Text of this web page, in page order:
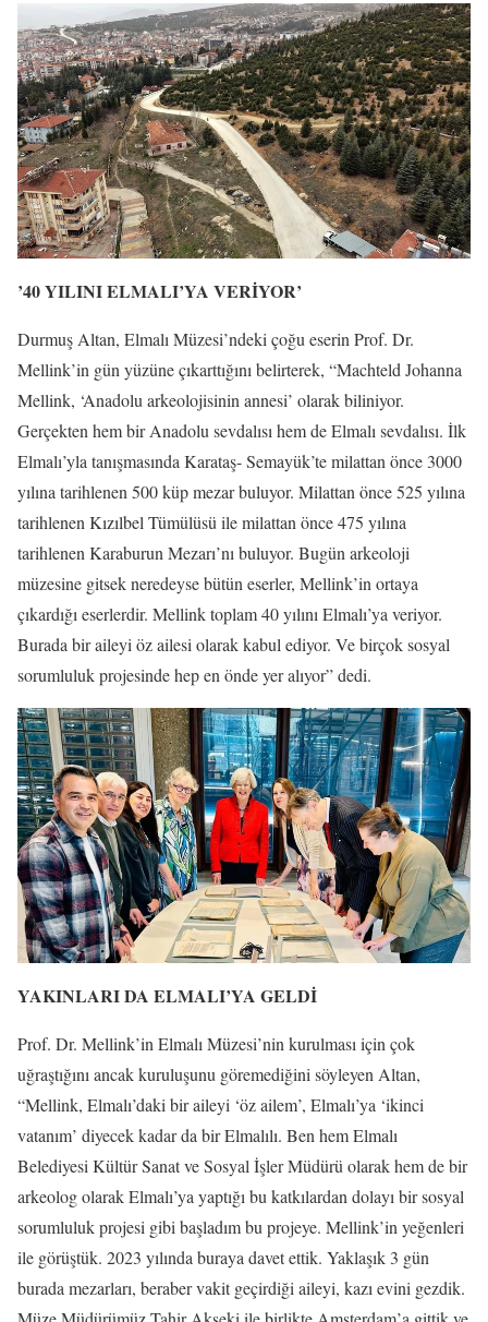
’40 YILINI ELMALI’YA VERİYOR’
Durmuş Altan, Elmalı Müzesi’ndeki çoğu eserin Prof. Dr.
Mellink’in gün yüzüne çıkarttığını belirterek, “Machteld Johanna
Mellink, ‘Anadolu arkeolojisinin annesi’ olarak biliniyor.
Gerçekten hem bir Anadolu sevdalısı hem de Elmalı sevdalısı. İlk
Elmalı’yla tanışmasında Karataş- Semayük’te milattan önce 3000
yılına tarihlenen 500 küp mezar buluyor. Milattan önce 525 yılına
tarihlenen Kızılbel Tümülüsü ile milattan önce 475 yılına
tarihlenen Karaburun Mezarı’nı buluyor. Bugün arkeoloji
müzesine gitsek neredeyse bütün eserler, Mellink’in ortaya
çıkardığı eserlerdir. Mellink toplam 40 yılını Elmalı’ya veriyor.
Burada bir aileyi öz ailesi olarak kabul ediyor. Ve birçok sosyal
sorumluluk projesinde hep en önde yer alıyor” dedi.
YAKINLARI DA ELMALI’YA GELDİ
Prof. Dr. Mellink’in Elmalı Müzesi’nin kurulması için çok
uğraştığını ancak kuruluşunu göremediğini söyleyen Altan,
“Mellink, Elmalı’daki bir aileyi ‘öz ailem’, Elmalı’ya ‘ikinci
vatanım’ diyecek kadar da bir Elmalılı. Ben hem Elmalı
Belediyesi Kültür Sanat ve Sosyal İşler Müdürü olarak hem de bir
arkeolog olarak Elmalı’ya yaptığı bu katkılardan dolayı bir sosyal
sorumluluk projesi gibi başladım bu projeye. Mellink’in yeğenleri
ile görüştük. 2023 yılında buraya davet ettik. Yaklaşık 3 gün
burada mezarları, beraber vakit geçirdiği aileyi, kazı evini gezdik.